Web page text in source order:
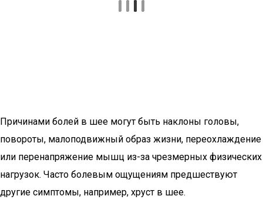
Причинами болей в шее могут быть наклоны головы,
повороты, малоподвижный образ жизни, переохлаждение
или перенапряжение мышц из-за чрезмерных физических
нагрузок. Часто болевым ощущениям предшествуют
другие симптомы, например, хруст в шее.